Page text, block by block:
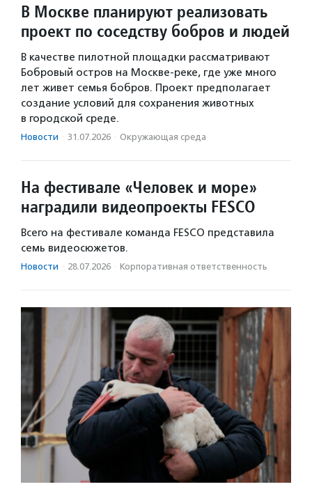
В Москве планируют реализовать
проект по соседству бобров и людей
В качестве пилотной площадки рассматривают
Бобровый остров на Москве-реке, где уже много
лет живет семья бобров. Проект предполагает
создание условий для сохранения животных
в городской среде.
Новости · 31.07.2026 · Окружающая среда
На фестивале «Человек и море»
наградили видеопроекты FESCO
Всего на фестивале команда FESCO представила
семь видеосюжетов.
Новости · 28.07.2026 · Корпоративная ответственность